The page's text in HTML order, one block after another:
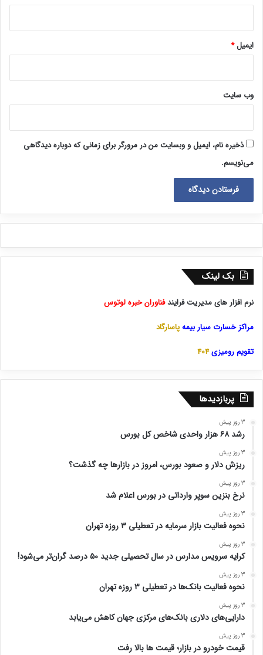
ایمیل*
وب‌ سایت
ذخیره نام، ایمیل و وبسایت من در مرورگر برای زمانی که دوباره دیدگاهی
می‌نویسم.
بک لینک
نرم افزار های مدیریت فرایندفناوران خبره لوتوس
مراکز خسارت سیار بیمهپاسارگاد
تقویم رومیزی404
پربازدیدها
3 روز پیش
رشد ۶۸ هزار واحدی شاخص کل بورس
3 روز پیش
ریزش دلار و صعود بورس، امروز در بازارها چه گذشت؟
3 روز پیش
نرخ بنزین سوپر وارداتی در بورس اعلام شد
3 روز پیش
نحوه فعالیت بازار سرمایه در تعطیلی ۳ روزه تهران
3 روز پیش
کرایه سرویس مدارس در سال تحصیلی جدید ۵۰ درصد گران‌تر می‌شود!
3 روز پیش
نحوه فعالیت بانک‌ها در تعطیلی ۳ روزه تهران
3 روز پیش
دارایی‌های دلاری بانک‌های مرکزی جهان کاهش می‌یابد
3 روز پیش
قیمت خودرو در بازار؛ قیمت ها بالا رفت